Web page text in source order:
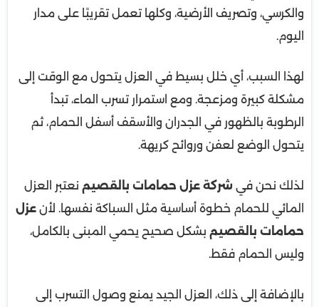
والكرسي، وتصريف الأرضية، وكلها تعمل تقريبًا على مدار
اليوم.
لهذا السبب، أي خلل بسيط في العزل يتحول مع الوقت إلى
مشكلة كبيرة ومزعجة. ومع استمرار تسرب الماء، تبدأ
الرطوبة بالظهور في الجدران والأسقف أسفل الحمام، ثم
يتحول الوضع لعفن وروائح كريهة.
لذلك نحن في شركة عزل حمامات بالقصيم نعتبر العزل
المائي للحمام خطوة أساسية مثل السباكة نفسها. لأن عزل
حمامات بالقصيم بشكل صحيح يحمي المبنى بالكامل،
وليس الحمام فقط.
بالإضافة إلى ذلك، العزل الجيد يمنع وصول التسرب إلى